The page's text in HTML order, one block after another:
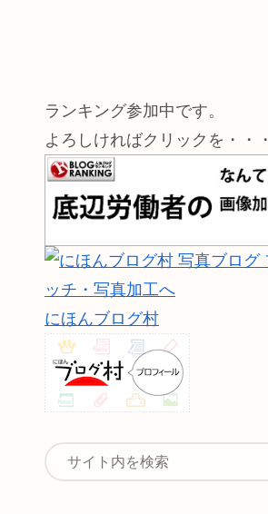
ランキング参加中です。
よろしければクリックを・・・
にほんブログ村